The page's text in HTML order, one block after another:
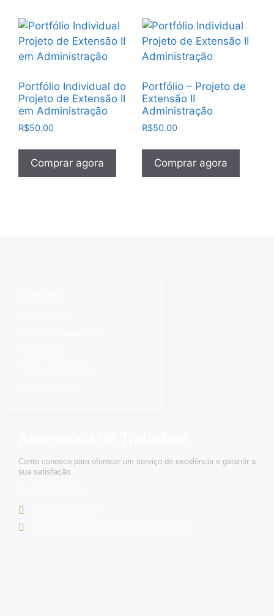
Portfólio Individual do
Projeto de Extensão II
em Administração
R$50.00
Comprar agora
Portfólio – Projeto de
Extensão II
Administração
R$50.00
Comprar agora
Conte conosco para oferecer um serviço de excelência e garantir a
sua satisfação.